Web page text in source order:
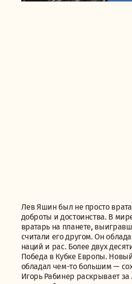
Лев Яшин был не просто
доброты и достоинства. В
вратарь на планете,
считали его другом. Он
наций и рас. Более двух
Победа в Кубке Европы.
обладал чем-то большим —
Игорь Рабинер раскрывает